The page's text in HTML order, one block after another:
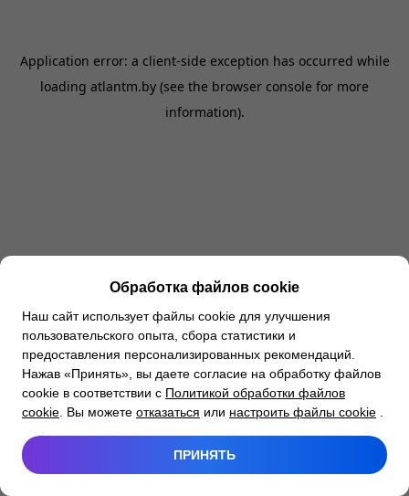
Application error: a client-side exception has occurred while
loading atlantm.by (see the browser console for more
information).
Обработка файлов cookie
Наш сайт использует файлы cookie для улучшения
пользовательского опыта, сбора статистики и
предоставления персонализированных рекомендаций.
Нажав «Принять», вы даете согласие на обработку файлов
cookie в соответствии с Политикой обработки файлов
cookie . Вы можете отказаться или настроить файлы cookie
ПРИНЯТЬ